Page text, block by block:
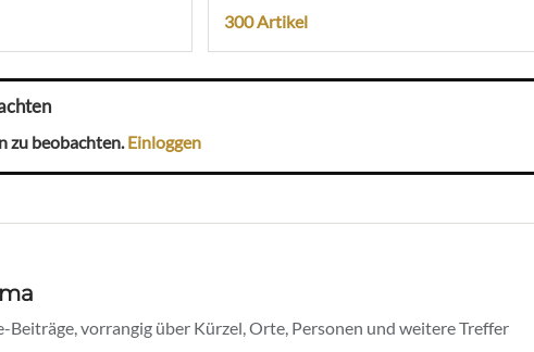
300 Artikel
zu beobachten.Einloggen
Beiträge, vorrangig über Kürzel, Orte, Personen und weitere Treffer